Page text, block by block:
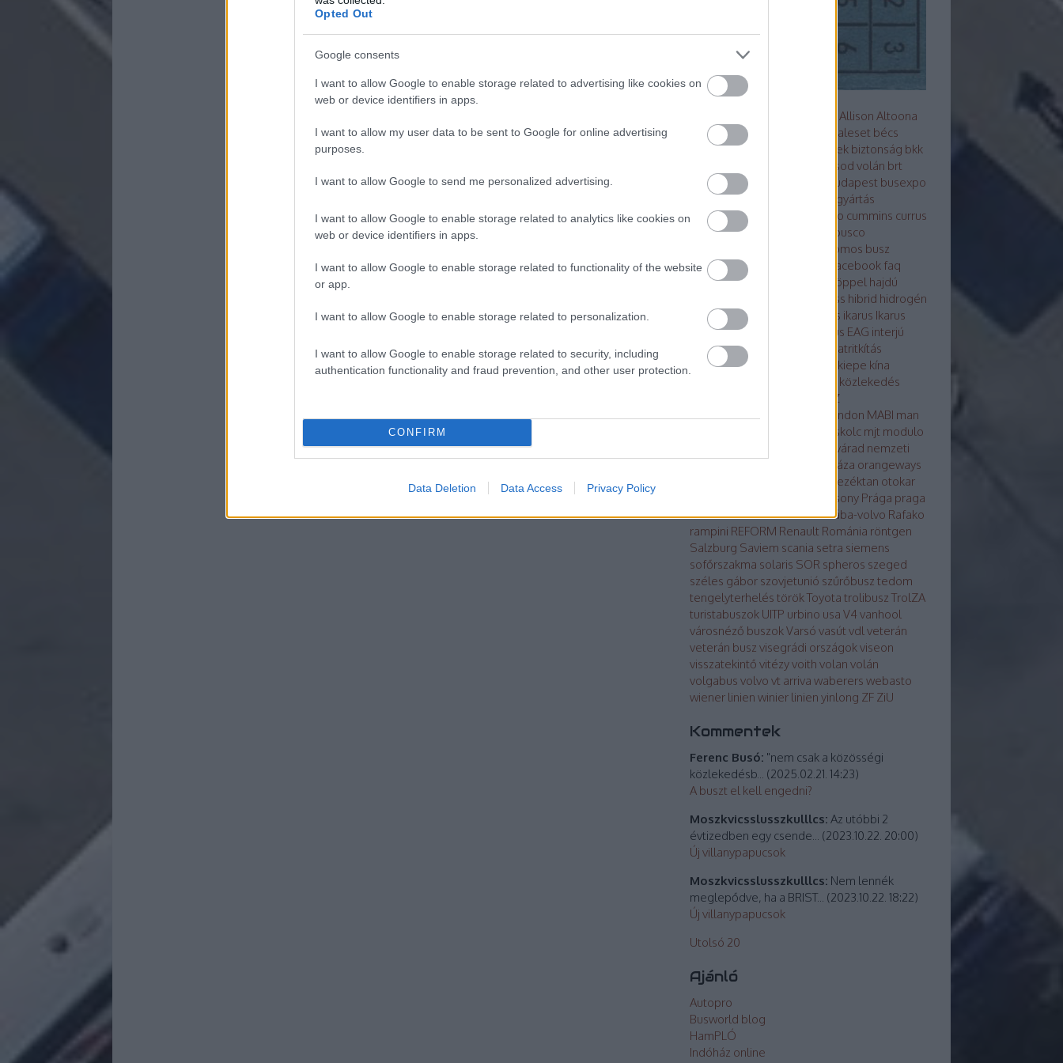
Opted Out
Google consents
I want to allow Google to enable storage related to advertising like cookies on
web or device identifiers in apps.
I want to allow my user data to be sent to Google for online advertising
purposes.
I want to allow Google to send me personalized advertising.
I want to allow Google to enable storage related to analytics like cookies on
web or device identifiers in apps.
I want to allow Google to enable storage related to functionality of the website
or app.
I want to allow Google to enable storage related to personalization.
I want to allow Google to enable storage related to security, including
authentication functionality and fraud prevention, and other user protection.
CONFIRM
Data Deletion Data Access Privacy Policy
Allison Altoona
amz
arc ARRIVAL baleset bécs
bemutató
beszerzések biztonság bkk
borsod volán brt
búcsú
Búcsú a korelnöktől budapest busexpo
busworldbuszfesztivál
buszgyártás
buszsofőrbvg credo cummins currus
debrecen
Ebusco
elektromos busz
Elektro tudástár
facebook faq
futárganzgeneral motors göppel hajdú
hess hibrid hidrogén
hírek hispano ikarbus ikarus Ikarus
Ikarus200 50
Ikarus EAG interjú
irisbusirizar
járatritkítás
Kaposvárkarsan kiepe kína
közlekedés
LAZ
légkondicionálás
london MABI man
miskolc mjt modulo
Nagyvárad nemzeti
nyíregyháza orangeways
Orosz busznevezéktan otokar
Pozsony Prága praga
rábaRába-LISTRába-MVGrába-volvo Rafako
rampini REFORM Renault Románia röntgen
Salzburg Saviem scania setra siemens
sofőrszakma solaris SOR spheros szeged
széles gábor szovjetunió szűrőbusz tedom
tengelyterhelés törökToyota trolibusz TrolZA
turistabuszok UITP urbino usa V4 vanhool
városnéző buszokVarsó vasút vdlveterán
veterán busz visegrádi országokviseon
visszatekintő vitézyvoith volan volán
volgabus volvo vt arriva waberers webasto
wiener linien winier linien yinlong ZF ZiU
Kommentek
Ferenc Busó: "nem csak a közösségi
közlekedésb... (2025.02.21. 14:23)
A buszt el kell engedni?
Moszkvicsslusszkulllcs: Az utóbbi 2
évtizedben egy csende... (2023.10.22. 20:00)
Új villanypapucsok
Moszkvicsslusszkulllcs: Nem lennék
meglepődve, ha a BRIST... (2023.10.22. 18:22)
Új villanypapucsok
Utolsó 20
Ajánló
Autopro
Busworld blog
HamPLÓ
Indóház online